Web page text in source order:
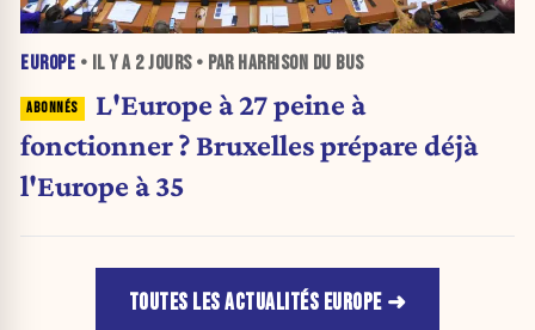
EUROPE • IL Y A 2 JOURS• PAR HARRISON DU BUS
L'Europe à 27 peine à
fonctionner ? Bruxelles prépare déjà
l'Europe à 35
TOUTES LES ACTUALITÉS EUROPE